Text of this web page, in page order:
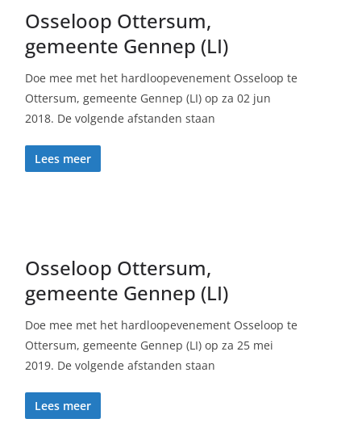
Osseloop Ottersum,
gemeente Gennep (LI)
Doe mee met het hardloopevenement Osseloop te
Ottersum, gemeente Gennep (LI) op za 02 jun
2018. De volgende afstanden staan
Lees meer
Osseloop Ottersum,
gemeente Gennep (LI)
Doe mee met het hardloopevenement Osseloop te
Ottersum, gemeente Gennep (LI) op za 25 mei
2019. De volgende afstanden staan
Lees meer